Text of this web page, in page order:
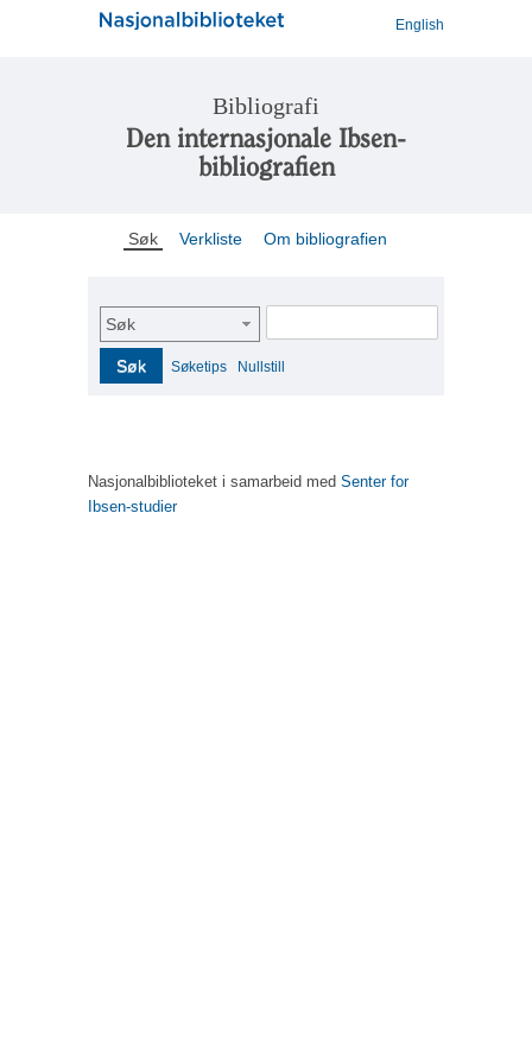
English
Bibliografi
Den internasjonale Ibsen-
bibliografien
Søk Verkliste Om bibliografien
Søk
Søk Søketips Nullstill
Nasjonalbiblioteket i samarbeid med Senter for
Ibsen-studier